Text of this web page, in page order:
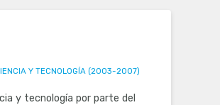
Y TECNOLOGÍA (2003-2007)
y tecnología por parte del